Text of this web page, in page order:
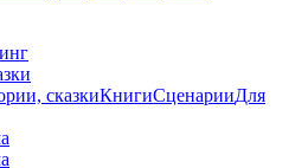
сказкиКнигиСценарииДля